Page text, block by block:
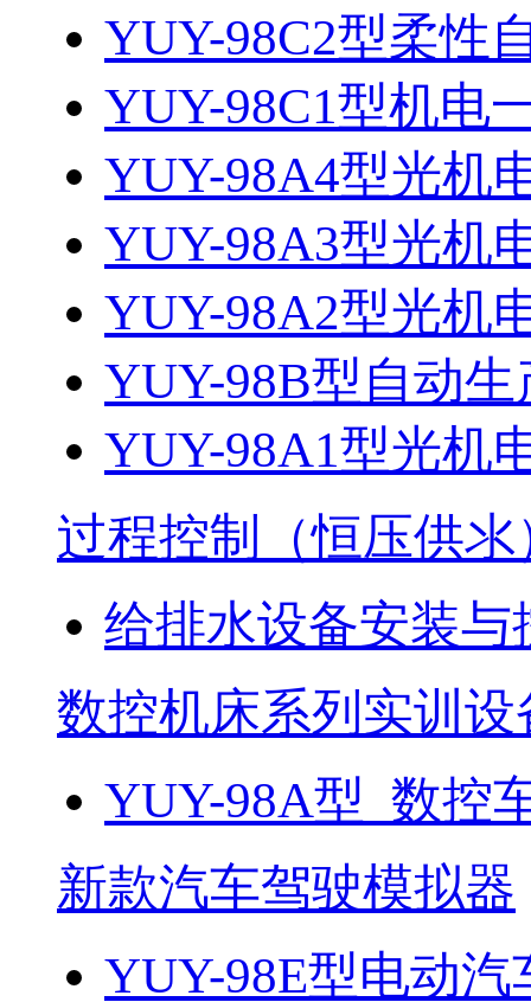
YUY-98C2型柔性
YUY-98C1型机电
YUY-98A4型光机
YUY-98A3型光机
YUY-98A2型光机
YUY-98B型自动
YUY-98A1型光机
过程控制（恒压供
给排水设备安装与
数控机床系列实训设
YUY-98A型 数控
新款汽车驾驶模拟器
YUY-98E型电动